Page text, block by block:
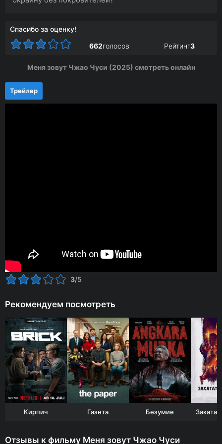
Спасибо за оценку!
662голосов Рейтинг3
Меня зовут Чжао Чуси (2025) смотреть онлайн
Трейлер
3/5
Рекомендуем посмотреть
Кирпич Газета Безумие
Отзывы к фильму Меня зовут Чжао Чуси